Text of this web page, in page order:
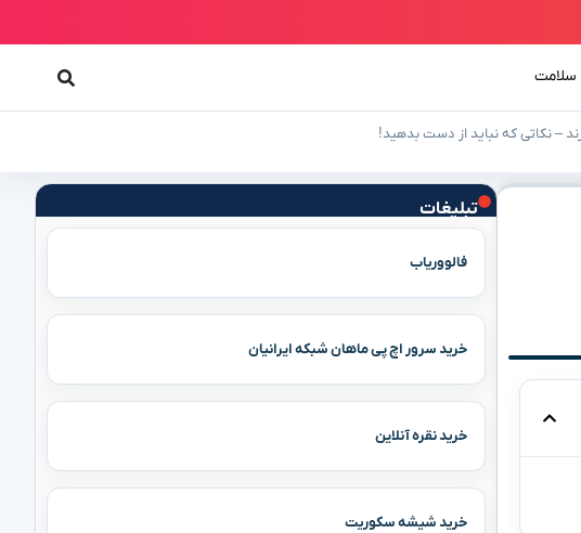
سلامت
تبلیغات
فالووریاب
خرید سرور اچ پی ماهان شبکه ایرانیان
خرید نقره آنلاین
خرید شیشه سکوریت